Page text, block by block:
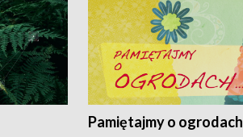
Pamiętajmy o ogrodach